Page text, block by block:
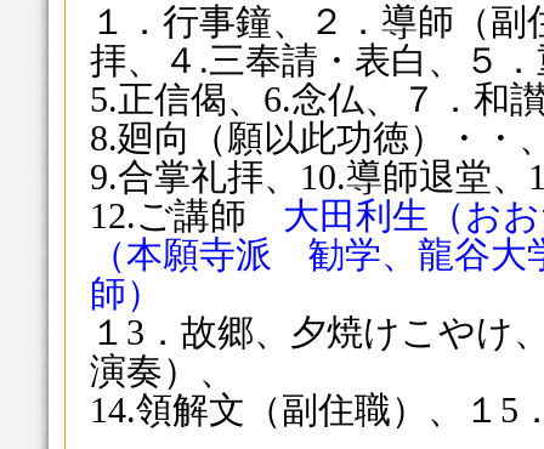
１．行事鐘、２．導師（
拝、４.三奉請・表白、５
5.正信偈、6.念仏、７．和
8.廻向（願以此功徳）・・
9.合掌礼拝、10.導師退堂
12.ご講師 大田利生（お
（本願寺派 勧学、龍谷大
師）
１3．故郷、夕焼けこや
演奏）、
14.領解文（副住職）、１5